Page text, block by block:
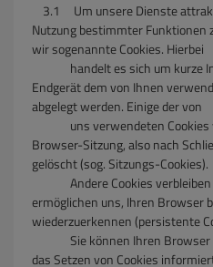
3.1 Um unsere Dienste
Nutzung bestimmter Funktionen
wir sogenannte Cookies. Hierbei
handelt es sich um kurze
Endgerät dem von Ihnen
abgelegt werden. Einige der von
uns verwendeten Cookies
Browser-Sitzung, also nach
gelöscht (sog. Sitzungs-Cookies).
Andere Cookies verbleiben
ermöglichen uns, Ihren Browser
wiederzuerkennen (persistente
Sie können Ihren Browser
das Setzen von Cookies